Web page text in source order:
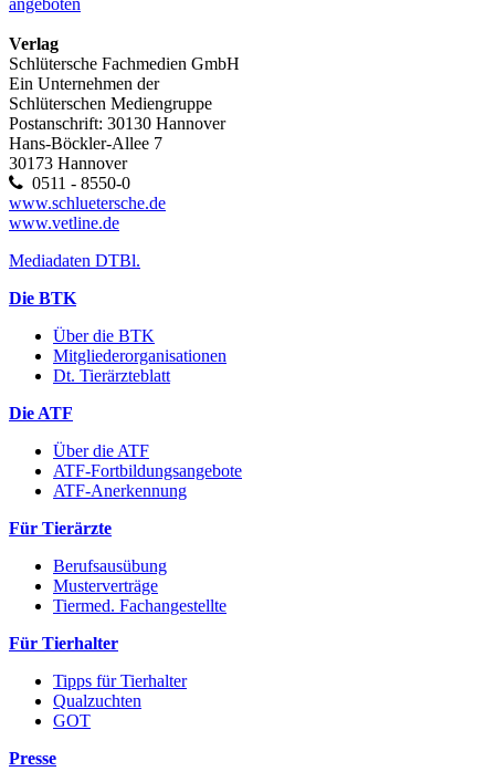
angeboten
Verlag
Schlütersche Fachmedien GmbH
Ein Unternehmen der
Schlüterschen Mediengruppe
Postanschrift: 30130 Hannover
Hans-Böckler-Allee 7
30173 Hannover
0511 - 8550-0
www.schluetersche.de
www.vetline.de
Mediadaten DTBl.
Die BTK
Über die BTK
Mitgliederorganisationen
Dt. Tierärzteblatt
Die ATF
Über die ATF
ATF-Fortbildungsangebote
ATF-Anerkennung
Für Tierärzte
Berufsausübung
Musterverträge
Tiermed. Fachangestellte
Für Tierhalter
Tipps für Tierhalter
Qualzuchten
GOT
Presse